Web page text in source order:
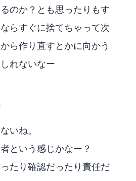
のか？とも思ったりもす
らすぐに捨てちゃって次
ら作り直すとかに向かう
れないなー
いね。
という感じかなー？
たり確認だったり責任だ